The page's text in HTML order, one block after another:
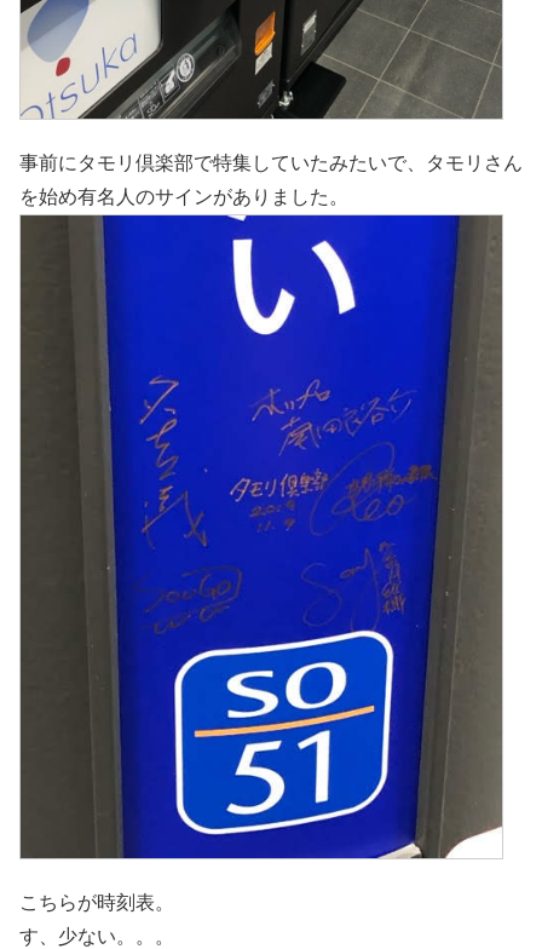
事前にタモリ倶楽部で特集していたみたいで、タモリさん
を始め有名人のサインがありました。
こちらが時刻表。
す、少ない。。。